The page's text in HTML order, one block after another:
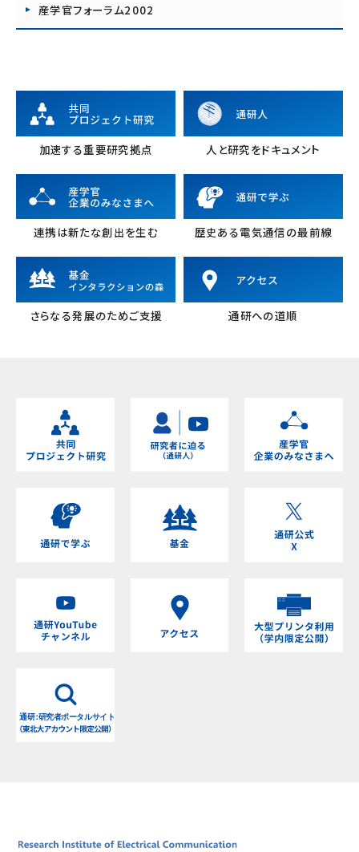
産学官フォーラム2002
加速する重要研究拠点 人と研究をドキュメント
連携は新たな創出を生む 歴史ある電気通信の最前線
さらなる発展のためご支援 通研への道順